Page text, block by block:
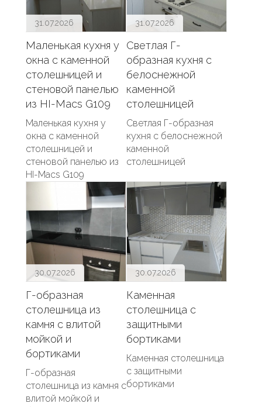
31.07.2026
Маленькая кухня у
окна с каменной
столешницей и
стеновой панелью
из HI-Macs G109
Маленькая кухня у
окна с каменной
столешницей и
стеновой панелью из
HI-Macs G109
31.07.2026
Светлая Г-
образная кухня с
белоснежной
каменной
столешницей
Светлая Г-образная
кухня с белоснежной
каменной
столешницей
30.07.2026
Г-образная
столешница из
камня с влитой
мойкой и
бортиками
Г-образная
столешница из камня с
влитой мойкой и
30.07.2026
Каменная
столешница с
защитными
бортиками
Каменная столешница
с защитными
бортиками